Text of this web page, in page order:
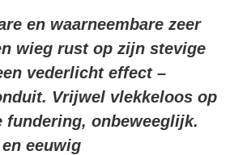
en waarneembare zeer
wieg rust op zijn stevige
vederlicht effect –
Vrijwel vlekkeloos op
fundering, onbeweeglijk.
eeuwig